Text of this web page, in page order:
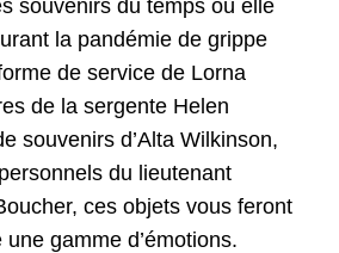
souvenirs du temps où elle
la pandémie de grippe
de service de Lorna
de la sergente Helen
souvenirs d’Alta Wilkinson,
du lieutenant
ces objets vous feront
gamme d’émotions.